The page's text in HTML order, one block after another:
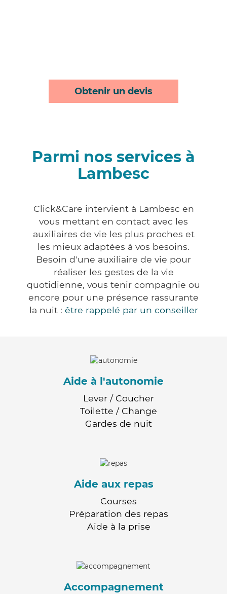
Obtenir un devis
Parmi nos services à
Lambesc
Click&Care intervient à Lambesc en
vous mettant en contact avec les
auxiliaires de vie les plus proches et
les mieux adaptées à vos besoins.
Besoin d'une auxiliaire de vie pour
réaliser les gestes de la vie
quotidienne, vous tenir compagnie ou
encore pour une présence rassurante
la nuit : être rappelé par un conseiller
Aide à l'autonomie
Lever / Coucher
Toilette / Change
Gardes de nuit
Aide aux repas
Courses
Préparation des repas
Aide à la prise
Accompagnement